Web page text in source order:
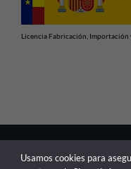
Licencia Fabricación, Importación
Usamos cookies para